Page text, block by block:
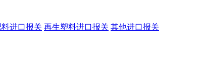
料进口报关 再生塑料进口报关 其他进口报关